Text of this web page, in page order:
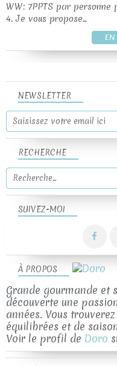
WW: 7PPTS par personne
4. Je vous propose...
EN
NEWSLETTER
SUIVEZ-MOI
RECHERCHE
À PROPOS
Grande gourmande et
découverte une
années. Vous
équilibrées et de
Voir le profil de Doro